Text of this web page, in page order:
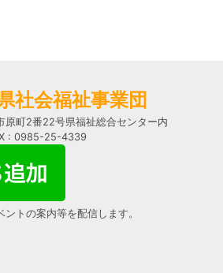
社会福祉事業団
町2番22号県福祉総合センター内
: 0985-25-4339
トの案内等を配信します。